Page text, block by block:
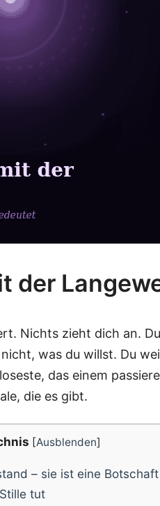
der
Nichts zieht dich an.
was du willst. Du
das einem
die es gibt.
[Ausblenden]
– sie ist eine Botschaft
tut